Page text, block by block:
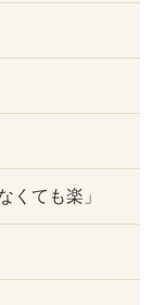
くても楽」